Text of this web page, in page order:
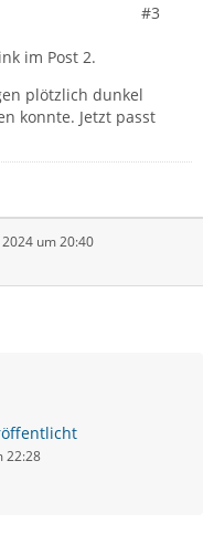
#3
im Post 2.
plötzlich dunkel
konnte. Jetzt passt
um 20:40
22:28